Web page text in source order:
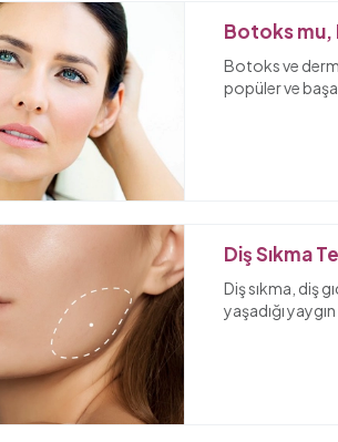
Botoks mu,
Botoks ve
popüler ve
Diş Sıkma
Diş sıkma, diş
yaşadığı